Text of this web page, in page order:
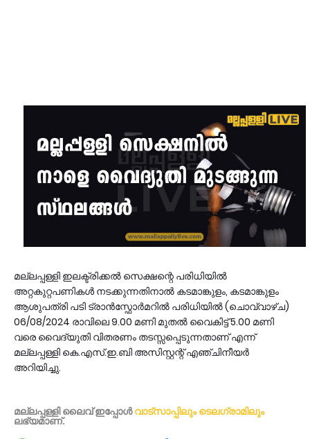
മല്ലപ്പള്ളി ഇലക്ട്രിക്കൽ സെക്ഷന്റെ പരിധിയിൽ
അറ്റകുറ്റപണികള്‍ നടക്കുന്നതിനാല്‍ കടമാങ്കുളം, കടമാങ്കുളം
ആശുപത്രി പടി ട്രാൻസ്ഫോർമറിൽ പരിധിയില്‍ (ചൊവ്വാഴ്ച)
06/08/2024 രാവിലെ 9.00 മണി മുതൽ വൈകിട്ട് 5.00 മണി
വരെ വൈദ്യുതി വിതരണം തടസ്സപ്പെടുന്നതാണ്‌ എന്ന്
മല്ലപ്പള്ളി കെ.എസ്.ഇ.ബി അസിസ്റ്റന്റ് എഞ്ചിനീയർ
അറിയിച്ചു.
മല്ലപ്പള്ളി ലൈവ് ഇപ്പോള്‍വാട്സാപ്പിലും ടെലഗ്രാമിലും
ലഭ്യമാണ്‌.